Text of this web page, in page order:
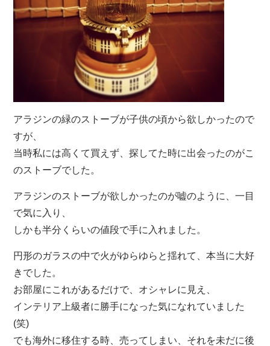
アラジンの緑のストーブが子供の頃から欲しかったので
すが、
当時私には高くて買えず、探してた時に出会ったのがこ
のストーブでした。
アラジンのストーブが欲しかったのが嘘のように、一目
で気に入り、
しかも半分くらいの値段で手に入れました。
円形のガラスの中で火がゆらゆらと揺れて、本当に大好
きでした。
お部屋にこれがあるだけで、オシャレに見え、
インテリア上級者に勝手になった気になれていました
(笑)
でも海外に移住する時、売ってしまい、それを未だに後